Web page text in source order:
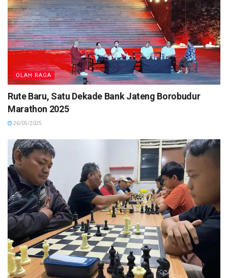
OLAH RAGA
Rute Baru, Satu Dekade Bank Jateng Borobudur
Marathon 2025
26/05/2025